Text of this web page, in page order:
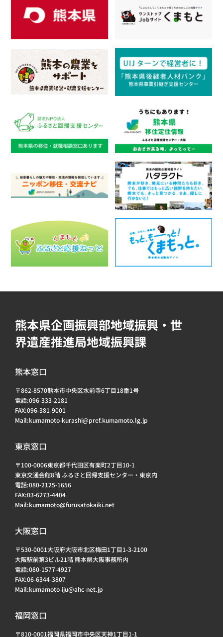
熊本県企画振興部地域振興・世
界遺産推進局地域振興課
熊本窓口
〒862-8570熊本市中央区水前寺6丁目18番1号
電話:096-333-2181
FAX:096-381-9001
Mail:kumamoto-kurashi@pref.kumamoto.lg.jp
東京窓口
〒100-0006東京都千代田区有楽町2丁目10-1
東京交通会館8階 ふるさと回帰支援センター・東京内
電話:080-2125-1656
FAX:03-6273-4404
Mail:kumamoto@furusatokaiki.net
大阪窓口
〒530-0001大阪府大阪市北区梅田1丁目1-3-2100
大阪駅前第3ビル21階 熊本県大阪事務所内
電話:080-1577-4927
FAX:06-6344-3807
Mail:kumamoto-iju@ahc-net.jp
福岡窓口
〒810-0001福岡県福岡市中央区天神1丁目1-1